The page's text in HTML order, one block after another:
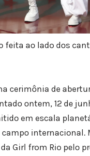
ao lado dos
de
ontem, 12 de
em escala
internacional.
Girl from Rio pelo